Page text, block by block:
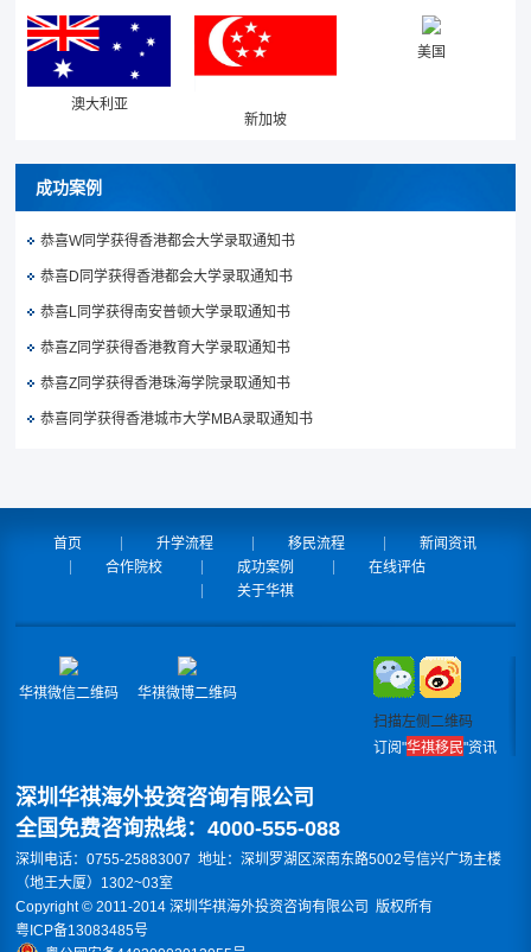
澳大利亚
新加坡
美国
成功案例
恭喜W同学获得香港都会大学录取通知书
恭喜D同学获得香港都会大学录取通知书
恭喜L同学获得南安普顿大学录取通知书
恭喜Z同学获得香港教育大学录取通知书
恭喜Z同学获得香港珠海学院录取通知书
恭喜同学获得香港城市大学MBA录取通知书
首页 升学流程 移民流程
新闻资讯
合作院校
成功案例
在线评估
关于华祺
华祺微信二维码
华祺微博二维码
扫描左侧二维码
订阅"华祺移民"资讯
深圳华祺海外投资咨询有限公司
全国免费咨询热线：4000-555-088
深圳电话：0755-25883007 地址：深圳罗湖区深南东路5002号信兴广场主楼
（地王大厦）1302~03室
Copyright © 2011-2014 深圳华祺海外投资咨询有限公司 版权所有
粤ICP备13083485号